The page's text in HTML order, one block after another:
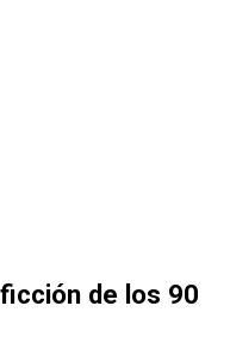
de los 90